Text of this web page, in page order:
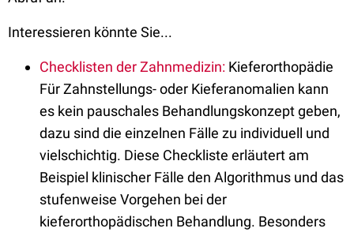
Interessieren könnte Sie...
Checklisten der Zahnmedizin: Kieferorthopädie
Für Zahnstellungs- oder Kieferanomalien kann
es kein pauschales Behandlungskonzept geben,
dazu sind die einzelnen Fälle zu individuell und
vielschichtig. Diese Checkliste erläutert am
Beispiel klinischer Fälle den Algorithmus und das
stufenweise Vorgehen bei der
kieferorthopädischen Behandlung. Besonders